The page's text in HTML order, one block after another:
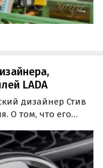
LADA
дизайнер Стив
О том, что его